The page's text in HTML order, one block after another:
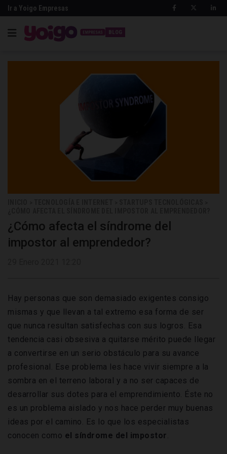
Ir a Yoigo Empresas
BLOG
¿Cómo afecta el síndrome del
impostor al emprendedor?
Hay personas que son demasiado exigentes consigo
mismas y que llevan a tal extremo esa forma de ser
que nunca resultan satisfechas con sus logros. Esa
tendencia casi obsesiva a quitarse mérito puede llegar
a convertirse en un serio obstáculo para su avance
profesional. Ese problema les hace vivir siempre a la
sombra en el terreno laboral y a no ser capaces de
desarrollar sus dotes para el emprendimiento. Éste no
es un problema aislado y nos hace perder muy buenas
ideas por el camino. Es lo que los especialistas
conocen como el síndrome del impostor.